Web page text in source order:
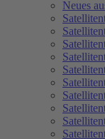
Neues